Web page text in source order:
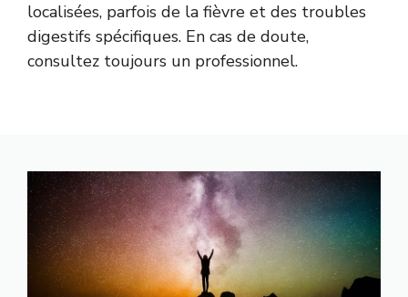
localisées, parfois de la fièvre et des troubles
digestifs spécifiques. En cas de doute,
consultez toujours un professionnel.